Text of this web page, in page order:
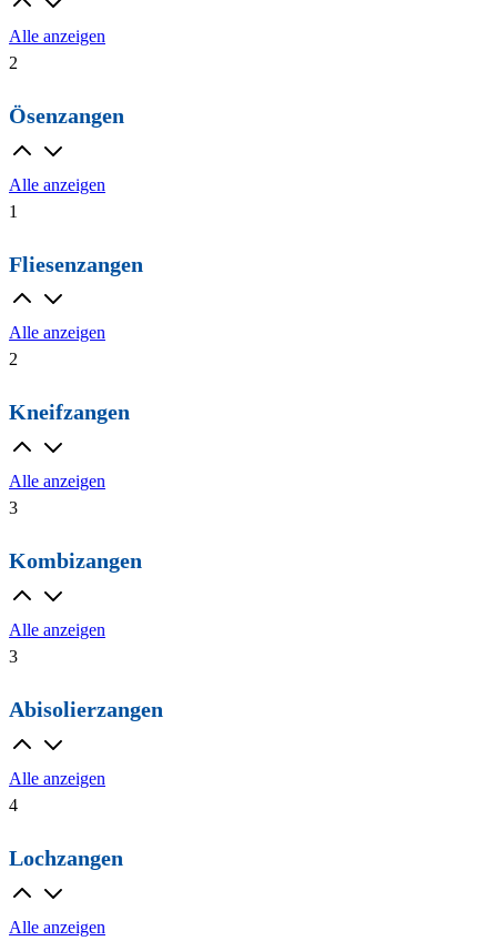
Alle anzeigen
2
Ösenzangen
Alle anzeigen
1
Fliesenzangen
Alle anzeigen
2
Kneifzangen
Alle anzeigen
3
Kombizangen
Alle anzeigen
3
Abisolierzangen
Alle anzeigen
4
Lochzangen
Alle anzeigen